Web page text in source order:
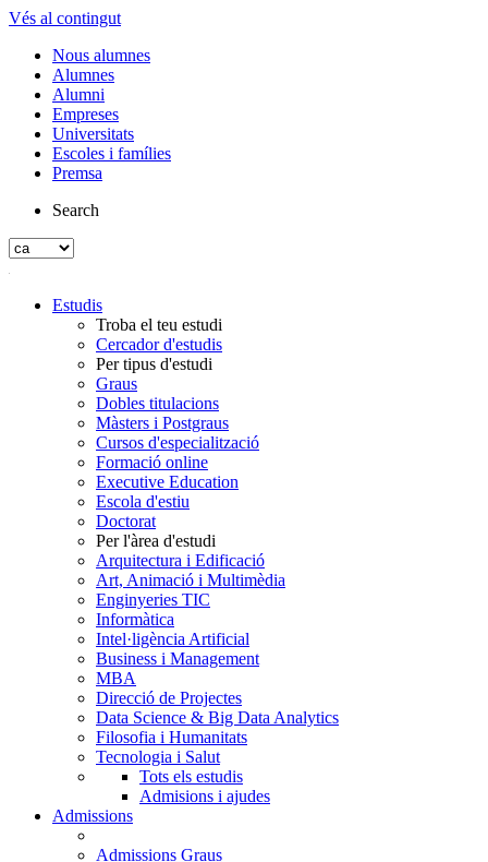
Vés al contingut
Nous alumnes
Alumnes
Alumni
Empreses
Universitats
Escoles i famílies
Premsa
Search
Estudis
Troba el teu estudi
Cercador d'estudis
Per tipus d'estudi
Graus
Dobles titulacions
Màsters i Postgraus
Cursos d'especialització
Formació online
Executive Education
Escola d'estiu
Doctorat
Per l'àrea d'estudi
Arquitectura i Edificació
Art, Animació i Multimèdia
Enginyeries TIC
Informàtica
Intel·ligència Artificial
Business i Management
MBA
Direcció de Projectes
Data Science & Big Data Analytics
Filosofia i Humanitats
Tecnologia i Salut
Tots els estudis
Admisions i ajudes
Admissions
Admissions Graus